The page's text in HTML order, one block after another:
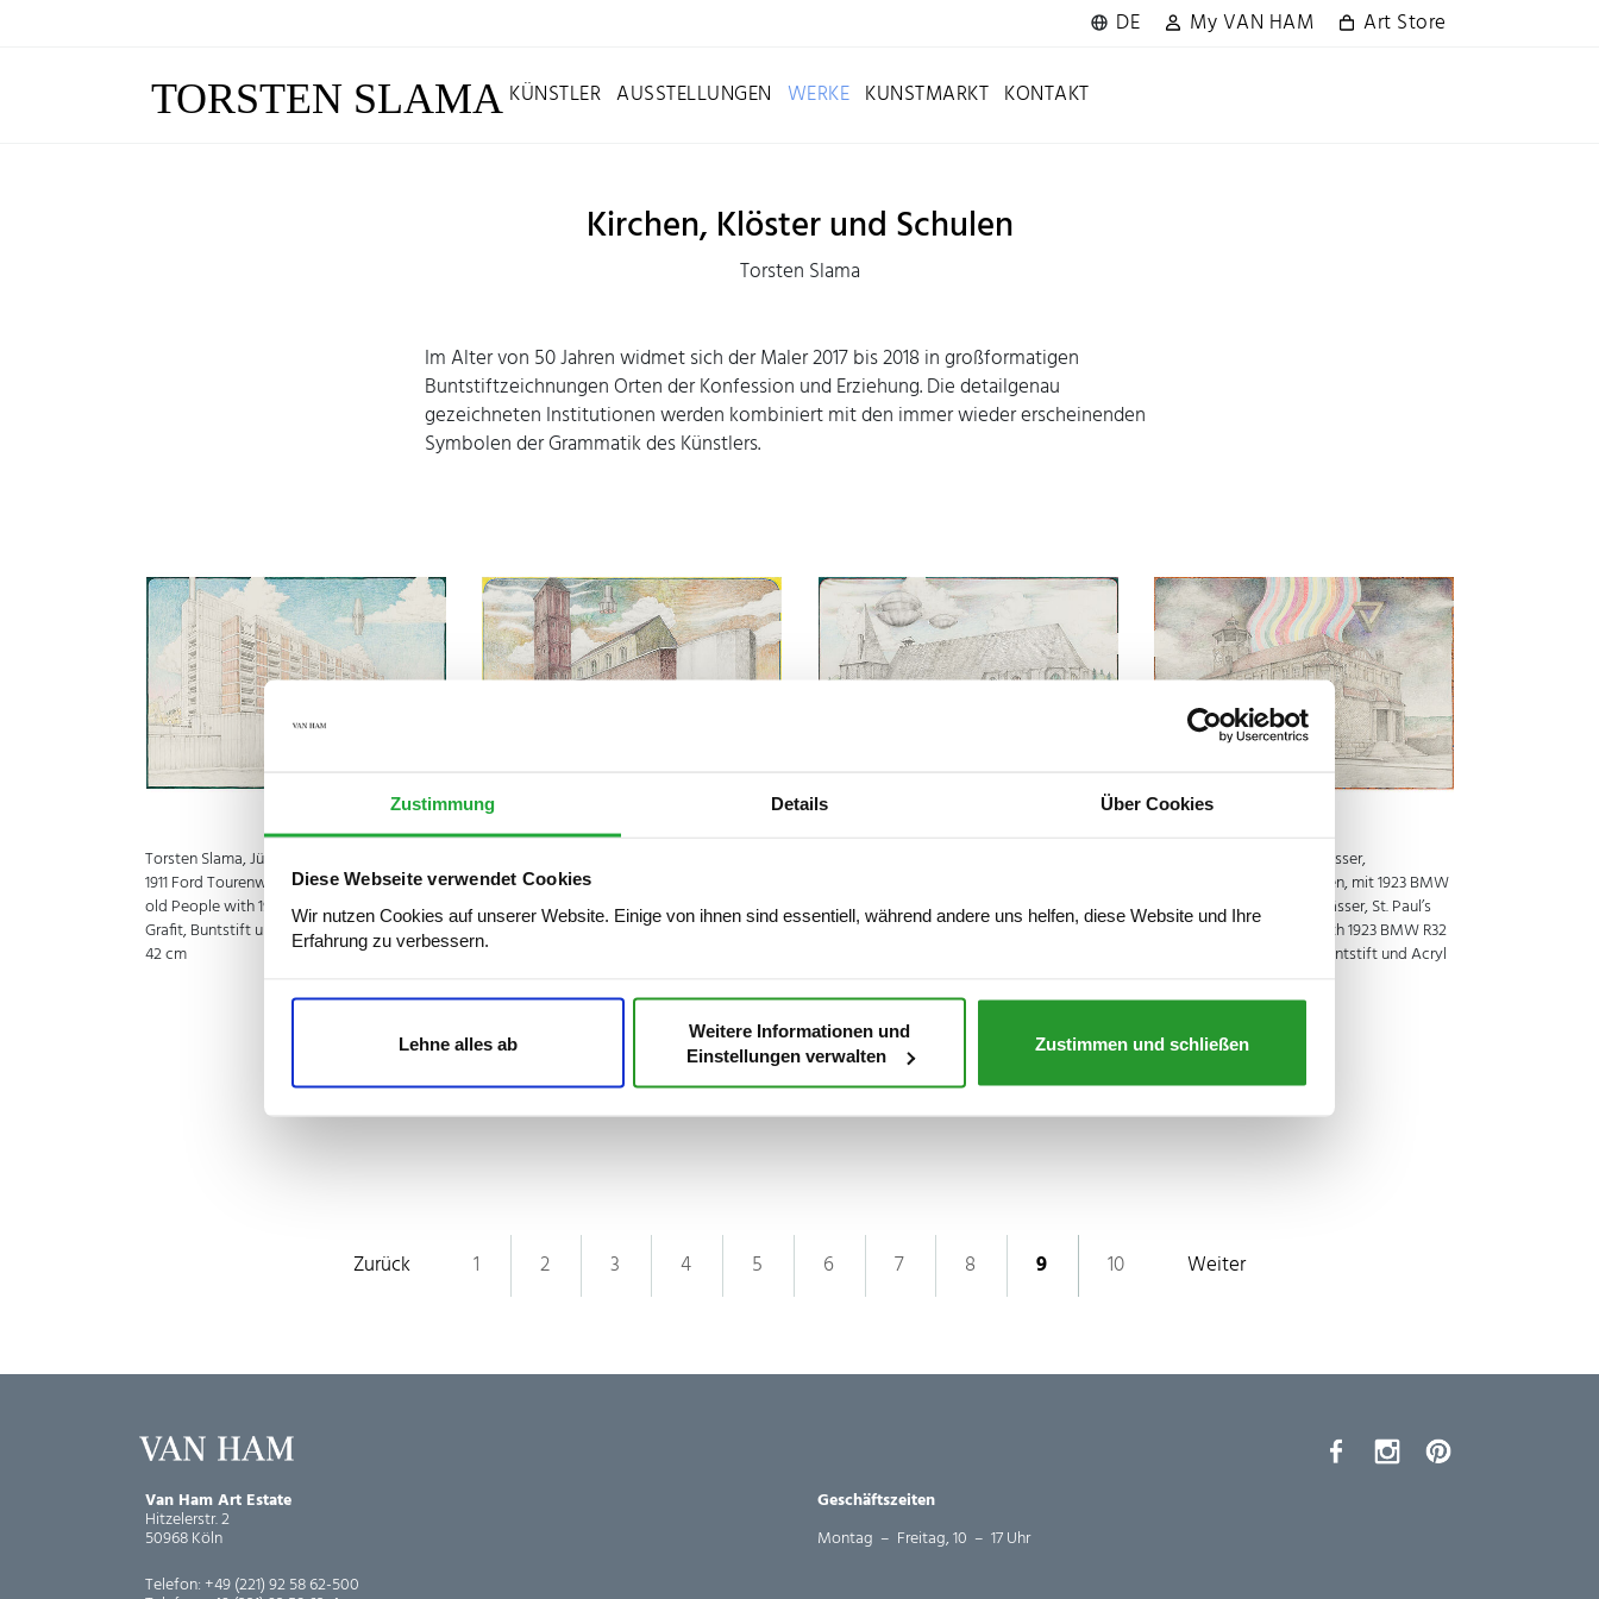
Zustimmung Details Über Cookies
Diese Webseite verwendet Cookies
Wir nutzen Cookies auf unserer Website. Einige von ihnen sind essentiell, während andere uns helfen, diese Website und Ihre
Erfahrung zu verbessern.
Lehne alles ab
Weitere Informationen und
Einstellungen verwalten
Zustimmen und schließen
DE My VAN HAM Art Store
TORSTEN SLAMA KÜNSTLER AUSSTELLUNGEN WERKE KUNSTMARKT KONTAKT
Kirchen, Klöster und Schulen
Torsten Slama
Im Alter von 50 Jahren widmet sich der Maler 2017 bis 2018 in großformatigen
Buntstiftzeichnungen Orten der Konfession und Erziehung. Die detailgenau
gezeichneten Institutionen werden kombiniert mit den immer wieder erscheinenden
Symbolen der Grammatik des Künstlers.
Torsten Slama, Jüdisches Altersheim mit
1911 Ford Tourenwagen / Jewish Home for
old People with 1911 Ford Touring car, 2015,
Grafit, Buntstift und Acryl auf Velin, 29,7 x
42 cm
Baptist, mit 1901 Oldsmobile Runabout /
Karl Band, Cologne St. John the Baptist,
with 1901 Oldsmobile Runabout, 2015,
Grafit, Buntstift und Acryl auf Velin, 29,7 x
Cloister Ebstorf, District Uelzen, with 1906
Curtiss V8 Racing Motorbike, 2015, Grafit,
Torsten Slama, Martin Elsässer,
Pauluskirche Schwenningen, mit 1923 BMW
R32 Motorrad / Martin Elsässer, St. Paul’s
Church Schwenningen, with 1923 BMW R32
Motorbike, 2015, Grafit, Buntstift und Acryl
Zurück 1 2 3 4 5 6 7 8 9 10 Weiter
Van Ham Art Estate
Hitzelerstr. 2
50968 Köln
Telefon: +49 (221) 92 58 62-500
Geschäftszeiten
Montag – Freitag, 10 – 17 Uhr